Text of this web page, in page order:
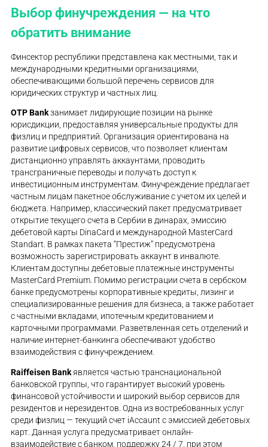
Выбор финучреждения — на что
обратить внимание
Финсектор республики представлена как местными, так и
международными кредитными организациями,
обеспечивающими большой перечень сервисов для
юридических структур и частных лиц.
OTP Bankзанимает лидирующие позиции на рынке
юрисдикции, предоставляя универсальные продукты для
физлиц и предприятий. Организация ориентирована на
развитие цифровых сервисов, что позволяет клиентам
дистанционно управлять аккаунтами, проводить
трансграничные переводы и получать доступ к
инвестиционным инструментам. Финучреждение предлагает
частным лицам пакетное обслуживание с учетом их целей и
бюджета. Например, классический пакет предусматривает
открытие текущего счета в Сербии в динарах, эмиссию
дебетовой карты DinaCard и международной MasterCard
Standart. В рамках пакета “Престиж” предусмотрена
возможность зарегистрировать аккаунт в инвалюте.
Клиентам доступны дебетовые платежные инструменты
MasterCard Premium. Помимо регистрации счета в сербском
банке предусмотрены корпоративные кредиты, лизинг и
специализированные решения для бизнеса, а также работает
с частными вкладами, ипотечным кредитованием и
карточными программами. Разветвленная сеть отделений и
наличие интернет-банкинга обеспечивают удобство
взаимодействия с финучреждением.
Raiffeisen Bankявляется частью транснациональной
банковской группы, что гарантирует высокий уровень
финансовой устойчивости и широкий выбор сервисов для
резидентов и нерезидентов. Одна из востребованных услуг
среди физлиц — текущий счет iAccaunt с эмиссией дебетовых
карт. Данная услуга предусматривает онлайн-
взаимодействие с банком, поддержку 24 / 7, при этом